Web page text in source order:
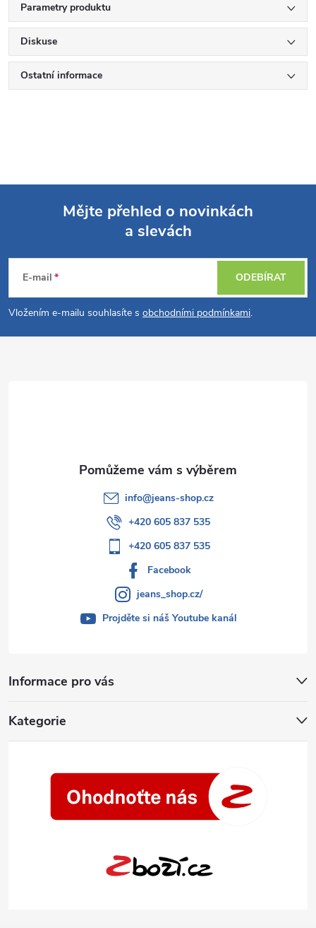
Parametry produktu
Diskuse
Ostatní informace
p
a
Mějte přehled o novinkách
a slevách
E-mail
Vložením e-mailu souhlasíte s obchodními podmínkami.
ODEBÍRAT
Informace pro vás
Kategorie
info@jeans-shop.cz
+420 605 837 535
+420 605 837 535
Facebook
jeans_shop.cz/
Projděte si náš Youtube kanál